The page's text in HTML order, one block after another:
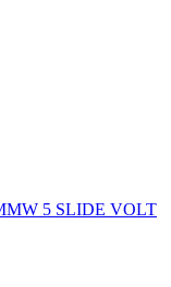
5 SLIDE VOLT